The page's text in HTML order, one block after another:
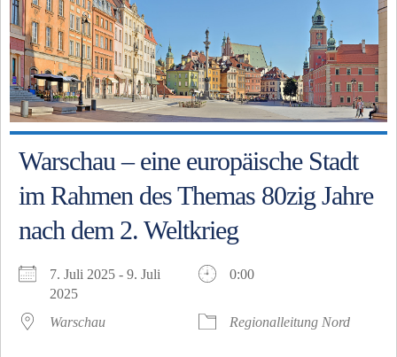
Warschau – eine europäische Stadt
im Rahmen des Themas 80zig Jahre
nach dem 2. Weltkrieg
7. Juli 2025 - 9. Juli
2025
0:00
Warschau Regionalleitung Nord